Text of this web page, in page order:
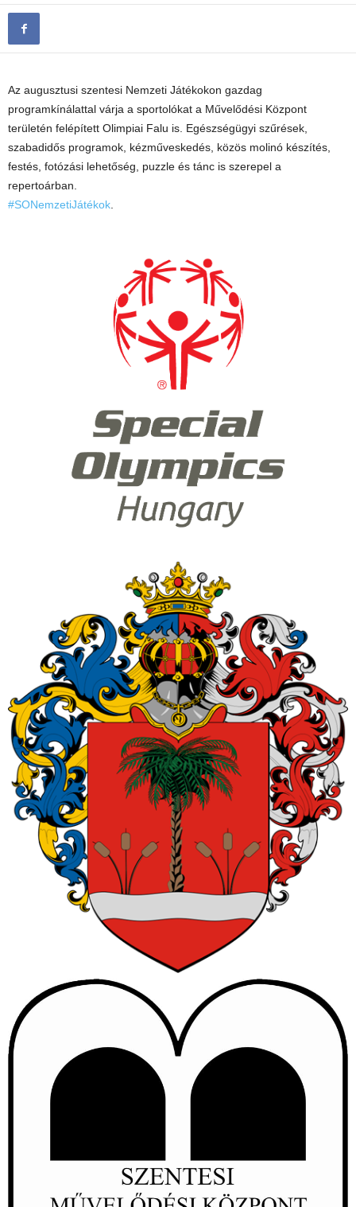
Az augusztusi szentesi Nemzeti Játékokon gazdag
programkínálattal várja a sportolókat a Művelődési Központ
területén felépített Olimpiai Falu is. Egészségügyi szűrések,
szabadidős programok, kézműveskedés, közös molinó készítés,
festés, fotózási lehetőség, puzzle és tánc is szerepel a
repertoárban.
#SONemzetiJátékok